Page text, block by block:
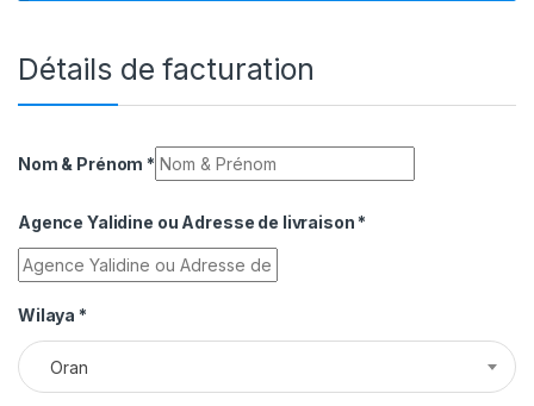
Détails de facturation
Nom & Prénom *
Agence Yalidine ou Adresse de livraison *
Wilaya *
Oran